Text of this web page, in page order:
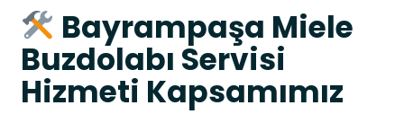
Bayrampaşa Miele
Buzdolabı Servisi
Hizmeti Kapsamımız